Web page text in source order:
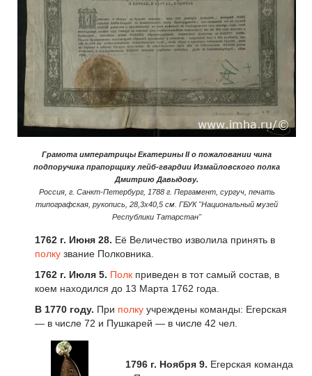
Грамота императрицы Екатерины II о пожаловании чина
подпоручика прапорщику лейб-гвардии Измайловского полка
Дмитрию Давыдову.
Россия, г. Санкт-Петербург, 1788 г. Пергамент, сургуч, печать
типографская, рукопись, 28,3х40,5 см. ГБУК "Национальный музей
Республики Татарстан"
1762 г. Июня 28. Её Величество изволила принять в
полку звание Полковника.
1762 г. Июля 5. Полк приведен в тот самый состав, в
коем находился до 13 Марта 1762 года.
В 1770 году. При полку учреждены команды: Егерская
— в числе 72 и Пушкарей — в числе 42 чел.
1796 г. Ноября 9. Егерская команда